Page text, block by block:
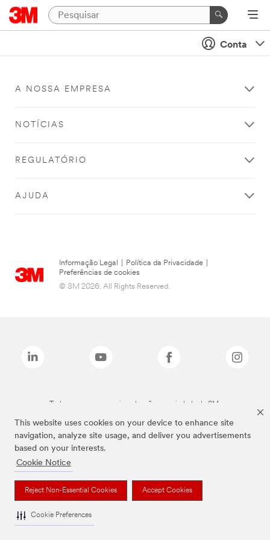
This website uses cookies on your device to enhance site
navigation, analyze site usage, and deliver you advertisements
based on your interests.
Cookie Notice
Reject Non-Essential Cookies Accept Cookies
Cookie Preferences
Conta
A NOSSA EMPRESA
NOTÍCIAS
REGULATÓRIO
AJUDA
Informação Legal Política da Privacidade
Preferências de cookies
© 3M 2026. All Rights Reserved.
Todas as marcas mencionadas são propriedade da 3M.